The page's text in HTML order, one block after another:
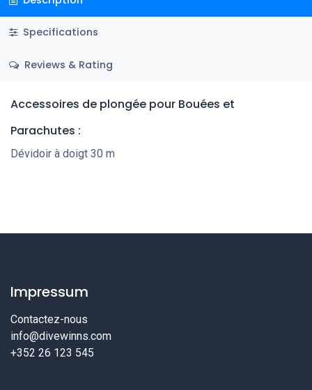
Specifications
Reviews & Rating
Accessoires de plongée pour Bouées et
Parachutes :
Dévidoir à doigt 30 m
Impressum
Contactez-nous
info@divewinns.com
+352 26 123 545